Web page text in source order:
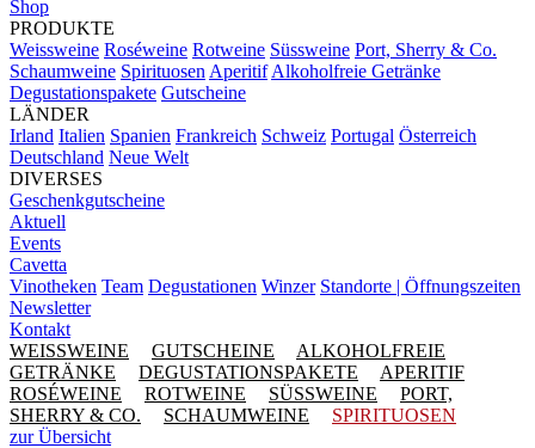
Shop
PRODUKTE
Weissweine Roséweine Rotweine Süssweine Port, Sherry & Co.
Schaumweine Spirituosen Aperitif Alkoholfreie Getränke
Degustationspakete Gutscheine
LÄNDER
Irland Italien Spanien Frankreich Schweiz Portugal Österreich
Deutschland Neue Welt
DIVERSES
Geschenkgutscheine
Aktuell
Events
Cavetta
Vinotheken Team Degustationen Winzer Standorte | Öffnungszeiten
Newsletter
Kontakt
WEISSWEINE
GUTSCHEINE
ALKOHOLFREIE
GETRÄNKE
DEGUSTATIONSPAKETE
APERITIF
ROSÉWEINE
ROTWEINE SÜSSWEINE
PORT,
SHERRY & CO.
SCHAUMWEINE
SPIRITUOSEN
zur Übersicht